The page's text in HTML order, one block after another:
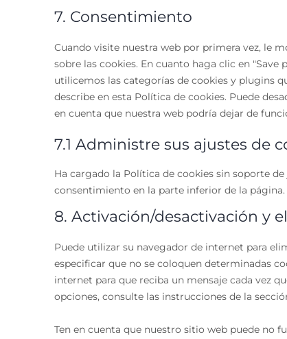
7. Consentimiento
Cuando visite nuestra web por primera vez, le
sobre las cookies. En cuanto haga clic en
utilicemos las categorías de cookies y plugins
describe en esta Política de cookies. Puede
en cuenta que nuestra web podría dejar de
7.1 Administre sus ajustes de
Ha cargado la Política de cookies sin soporte
consentimiento en la parte inferior de la página.
8. Activación/desactivación y
Puede utilizar su navegador de internet para
especificar que no se coloquen determinadas
internet para que reciba un mensaje cada vez
opciones, consulte las instrucciones de la
Ten en cuenta que nuestro sitio web puede no